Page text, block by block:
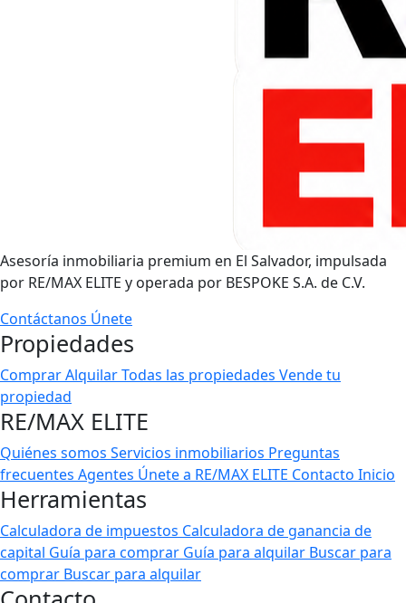
Asesoría inmobiliaria premium en El Salvador, impulsada
por RE/MAX ELITE y operada por BESPOKE S.A. de C.V.
Contáctanos Únete
Propiedades
ComprarAlquilarTodas las propiedades Vende tu
propiedad
RE/MAX ELITE
Quiénes somos Servicios inmobiliarios Preguntas
frecuentes Agentes Únete a RE/MAX ELITE Contacto Inicio
Herramientas
Calculadora de impuestos Calculadora de ganancia de
capital Guía para comprar Guía para alquilar Buscar para
comprar Buscar para alquilar